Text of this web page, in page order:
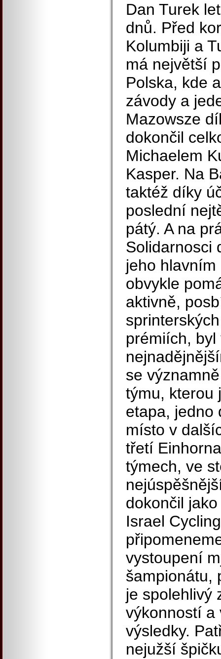
Dan Turek
dnů. Před
Kolumbiji a
má největší
Polska, kde
závody a
Mazowsze
dokončil
Michaelem
Kasper. Na
taktéž díky
poslední
pátý. A na
Solidarnosci
jeho
obvykle
aktivně,
prémiích,
se
týmu, kterou
etapa, jedno
místo v
třetí
týmech, ve
dokončil
Israel
vystoupení
šampionátu,
je spolehlivý
výkonností a
výsledky.
nejužší